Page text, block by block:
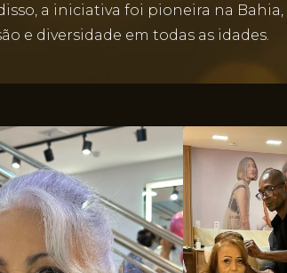
a iniciativa foi pioneira na
e diversidade em todas as idades.